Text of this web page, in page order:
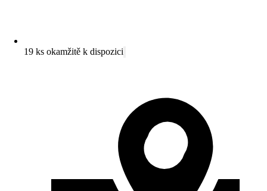
19 ks okamžitě k dispozici